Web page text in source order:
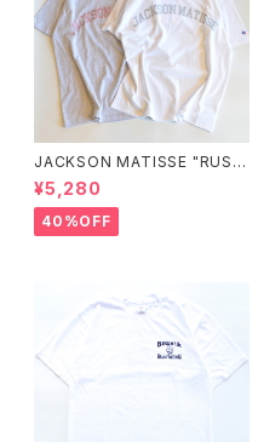
JACKSON MATISSE "RUSS
ELL ATHLETIC×JM Logo T
ee"
¥5,280
40%OFF